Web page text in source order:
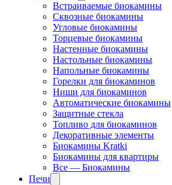
Встраиваемые биокамины
Сквозные биокамины
Угловые биокамины
Торцевые биокамины
Настенные биокамины
Настольные биокамины
Напольные биокамины
Горелки для биокаминов
Ниши для биокаминов
Автоматические биокамины
Защитные стекла
Топливо для биокаминов
Декоративные элементы
Биокамины Kratki
Биокамины для квартиры
Все — Биокамины
Печи